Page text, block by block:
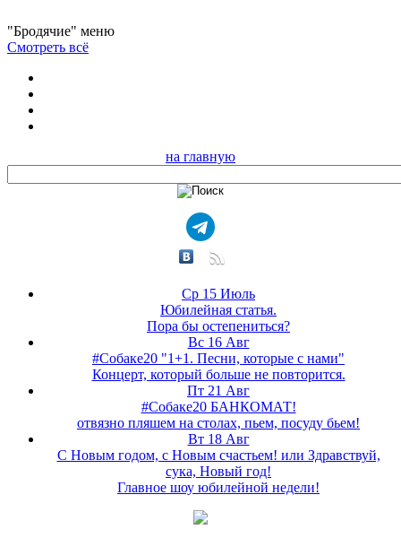
"Бродячие" меню
Смотреть всё
на главную
Ср 15 Июль
Юбилейная статья.
Пора бы остепениться?
Вс 16 Авг
#Собаке20 "1+1. Песни, которые с нами"
Концерт, который больше не повторится.
Пт 21 Авг
#Собаке20 БАНКОМАТ!
отвязно пляшем на столах, пьем, посуду бьем!
Вт 18 Авг
С Новым годом, с Новым счастьем! или Здравствуй,
сука, Новый год!
Главное шоу юбилейной недели!